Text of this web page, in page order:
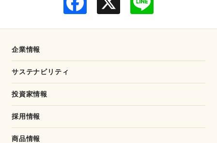
企業情報
サステナビリティ
投資家情報
採用情報
商品情報